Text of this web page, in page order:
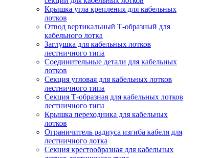
Крышка угла крепления для кабельных
лотков
Отвод вертикальный Т-образный для
кабельного лотка
Заглушка для кабельных лотков
лестничного типа
Соединительные детали для кабельных
лотков
Секция угловая для кабельных лотков
лестничного типа
Секция Т-образная для кабельных лотков
лестничного типа
Крышка переходника для кабельных
лотков
Ограничитель радиуса изгиба кабеля для
лестничного лотка
Секция крестообразная для кабельных